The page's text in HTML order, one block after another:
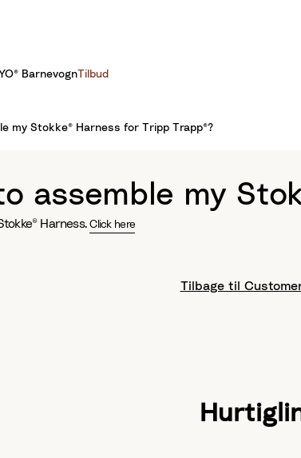
BarnevognTilbud
my Stokke® Harness for Tripp Trapp®?
assemble my
Harness.Click here
Tilbage til